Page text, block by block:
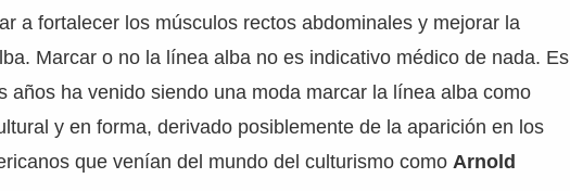
a fortalecer los músculos rectos abdominales y mejorar la
Marcar o no la línea alba no es indicativo médico de nada. Es
años ha venido siendo una moda marcar la línea alba como
y en forma, derivado posiblemente de la aparición en los
que venían del mundo del culturismo como Arnold